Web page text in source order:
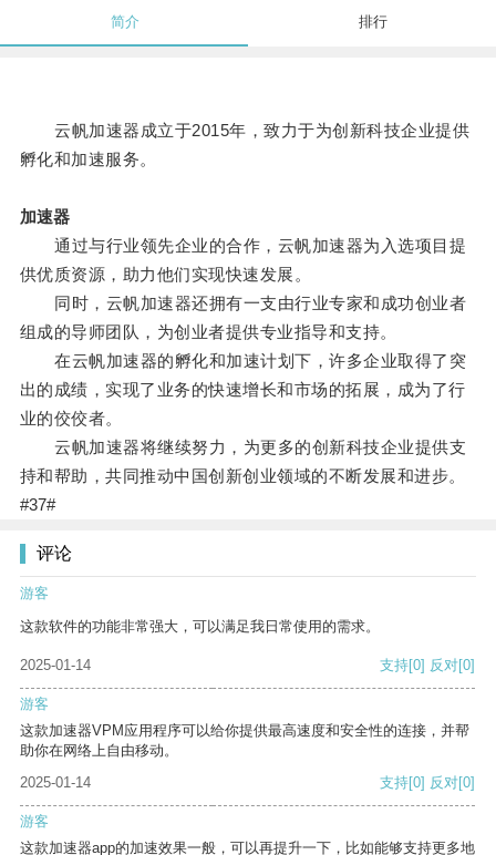
简介 排行
云帆加速器成立于2015年，致力于为创新科技企业提供
孵化和加速服务。
加速器
通过与行业领先企业的合作，云帆加速器为入选项目提
供优质资源，助力他们实现快速发展。
同时，云帆加速器还拥有一支由行业专家和成功创业者
组成的导师团队，为创业者提供专业指导和支持。
在云帆加速器的孵化和加速计划下，许多企业取得了突
出的成绩，实现了业务的快速增长和市场的拓展，成为了行
业的佼佼者。
云帆加速器将继续努力，为更多的创新科技企业提供支
持和帮助，共同推动中国创新创业领域的不断发展和进步。
#37#
评论
游客
这款软件的功能非常强大，可以满足我日常使用的需求。
2025-01-14 支持[0] 反对[0]
游客
这款加速器VPM应用程序可以给你提供最高速度和安全性的连接，并帮
助你在网络上自由移动。
2025-01-14
支持[0] 反对[0]
游客
这款加速器app的加速效果一般，可以再提升一下，比如能够支持更多地